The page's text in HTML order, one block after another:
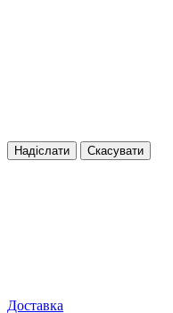
Надіслати Скасувати
Доставка